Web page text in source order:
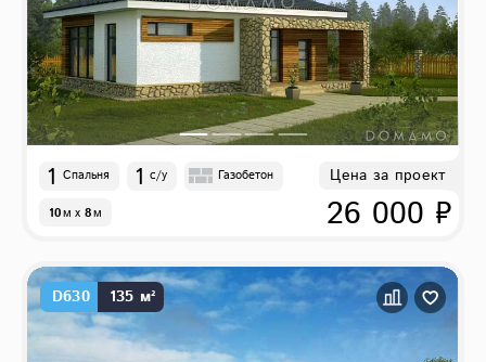
1 Спальня 1 с/у Газобетон
10м x 8м
Цена за проект
26 000 ₽
D630 135 м²